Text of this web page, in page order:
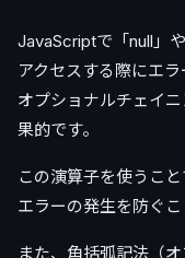
JavaScriptで「null」
アクセスする際にエラ
オプショナルチェイ
果的です。
この演算子を使うこ
エラーの発生を防ぐこ
また、角括弧記法（